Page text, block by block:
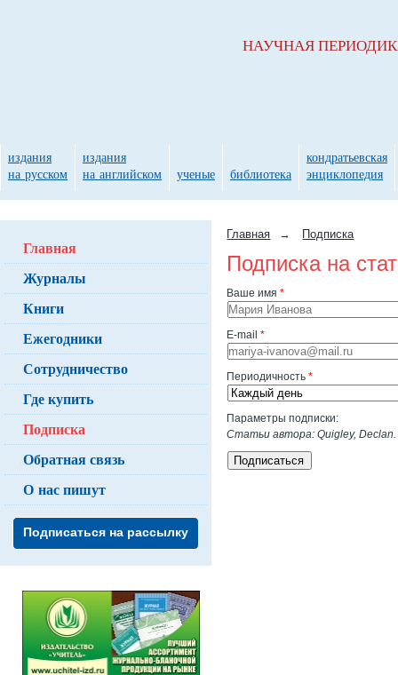
Главная → Подписка
Подписка на
Ваше имя*
E-mail*
Периодичность*
Параметры подписки:
Статьи автора: Quigley, Declan.
Подписаться
Главная
Журналы
Книги
Ежегодники
Сотрудничество
Где купить
Подписка
Обратная связь
О нас пишут
Подписаться на рассылку
НАУЧНАЯ
издания
на русском
издания
на английском
ученые библиотека
кондратьевская
энциклопедия